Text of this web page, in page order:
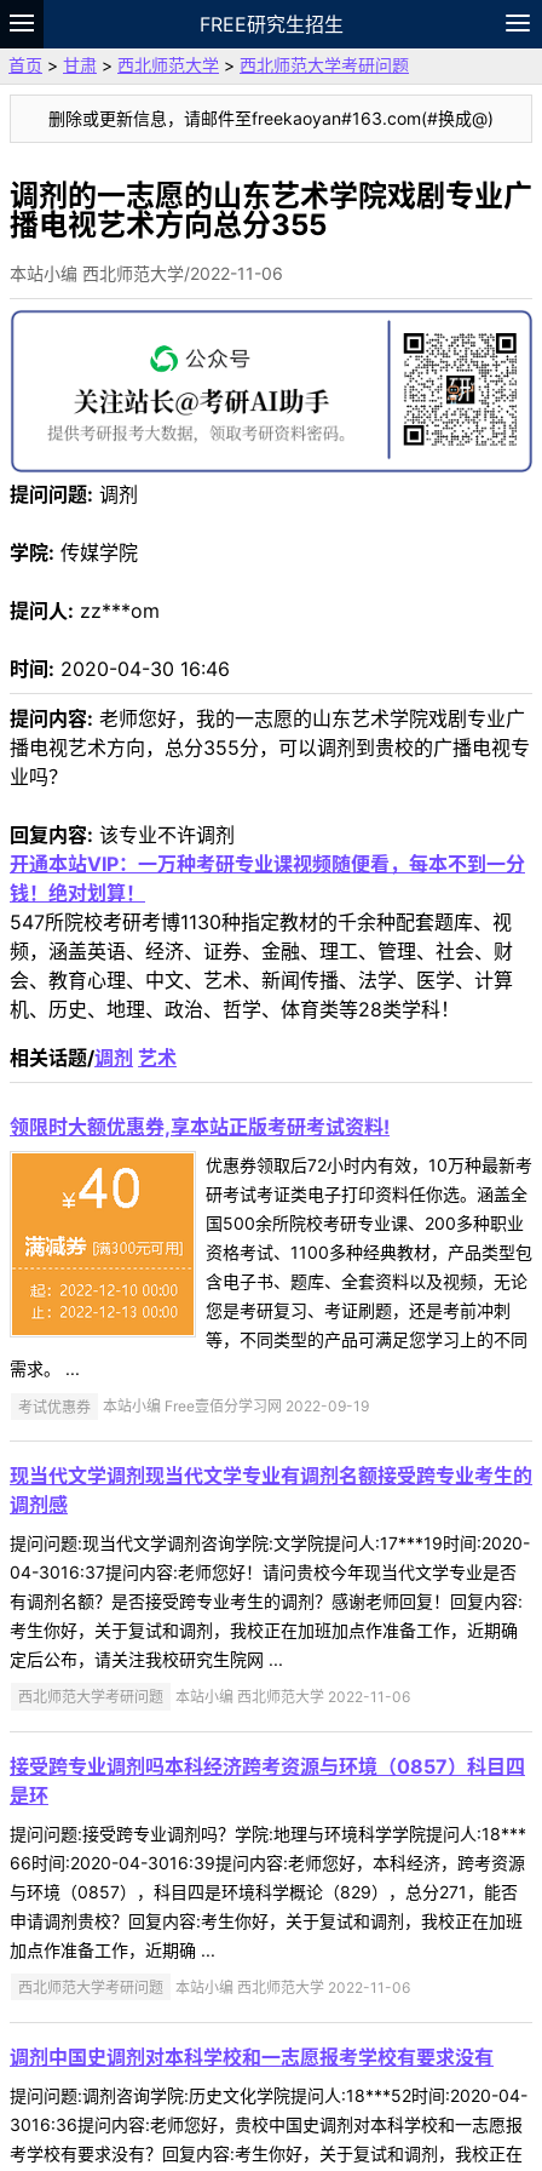
FREE研究生招生
题库
故事 专题 APP 笔记
论坛
VIP
资料
首页 > 甘肃 > 西北师范大学 > 西北师范大学考研问题
删除或更新信息，请邮件至freekaoyan#163.com(#换成@)
调剂的一志愿的山东艺术学院戏剧专业广
播电视艺术方向总分355
本站小编 西北师范大学/2022-11-06
提问问题: 调剂
学院: 传媒学院
提问人: zz***om
时间: 2020-04-30 16:46
提问内容: 老师您好，我的一志愿的山东艺术学院戏剧专业广
播电视艺术方向，总分355分，可以调剂到贵校的广播电视专
业吗？
回复内容: 该专业不许调剂
开通本站VIP：一万种考研专业课视频随便看，每本不到一分
钱！绝对划算！
547所院校考研考博1130种指定教材的千余种配套题库、视
频，涵盖英语、经济、证券、金融、理工、管理、社会、财
会、教育心理、中文、艺术、新闻传播、法学、医学、计算
机、历史、地理、政治、哲学、体育类等28类学科！
相关话题/调剂 艺术
领限时大额优惠券,享本站正版考研考试资料!
优惠券领取后72小时内有效，10万种最新考
研考试考证类电子打印资料任你选。涵盖全
国500余所院校考研专业课、200多种职业
资格考试、1100多种经典教材，产品类型包
含电子书、题库、全套资料以及视频，无论
您是考研复习、考证刷题，还是考前冲刺
等，不同类型的产品可满足您学习上的不同
需求。 ...
考试优惠券 本站小编 Free壹佰分学习网 2022-09-19
现当代文学调剂现当代文学专业有调剂名额接受跨专业考生的
调剂感
提问问题:现当代文学调剂咨询学院:文学院提问人:17***19时间:2020-
04-3016:37提问内容:老师您好！请问贵校今年现当代文学专业是否
有调剂名额？是否接受跨专业考生的调剂？感谢老师回复！回复内容:
考生你好，关于复试和调剂，我校正在加班加点作准备工作，近期确
定后公布，请关注我校研究生院网 ...
西北师范大学考研问题 本站小编 西北师范大学 2022-11-06
接受跨专业调剂吗本科经济跨考资源与环境（0857）科目四
是环
提问问题:接受跨专业调剂吗？学院:地理与环境科学学院提问人:18***
66时间:2020-04-3016:39提问内容:老师您好，本科经济，跨考资源
与环境（0857），科目四是环境科学概论（829），总分271，能否
申请调剂贵校？回复内容:考生你好，关于复试和调剂，我校正在加班
加点作准备工作，近期确 ...
西北师范大学考研问题 本站小编 西北师范大学 2022-11-06
调剂中国史调剂对本科学校和一志愿报考学校有要求没有
提问问题:调剂咨询学院:历史文化学院提问人:18***52时间:2020-04-
3016:36提问内容:老师您好，贵校中国史调剂对本科学校和一志愿报
考学校有要求没有？回复内容:考生你好，关于复试和调剂，我校正在